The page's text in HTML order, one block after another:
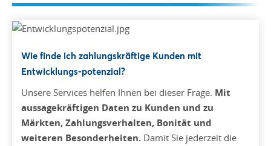
Wie finde ich zahlungskräftige Kunden mit
Entwicklungs-potenzial?
Unsere Services helfen Ihnen bei dieser Frage. Mit
aussagekräftigen Daten zu Kunden und zu
Märkten, Zahlungsverhalten, Bonität und
weiteren Besonderheiten. Damit Sie jederzeit die